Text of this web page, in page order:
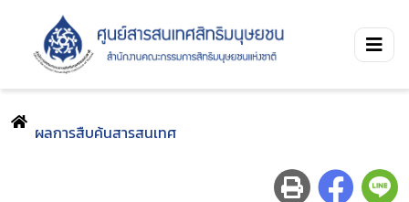
ผลการสืบค้นสารสนเทศ